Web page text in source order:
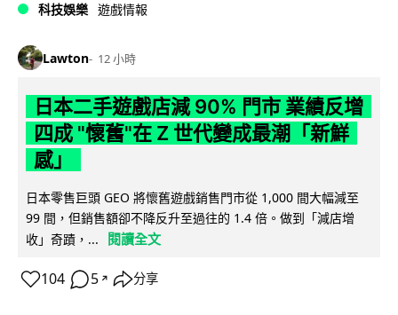
科技娛樂 遊戲情報
Lawton 12 小時
日本二手遊戲店減 90% 門市 業績反增
四成 "懷舊"在 Z 世代變成最潮「新鮮
感」
日本零售巨頭 GEO 將懷舊遊戲銷售門市從 1,000 間大幅減至
99 間，但銷售額卻不降反升至過往的 1.4 倍。做到「減店增
收」奇蹟，...
閱讀全文
104 5 ↗ 分享